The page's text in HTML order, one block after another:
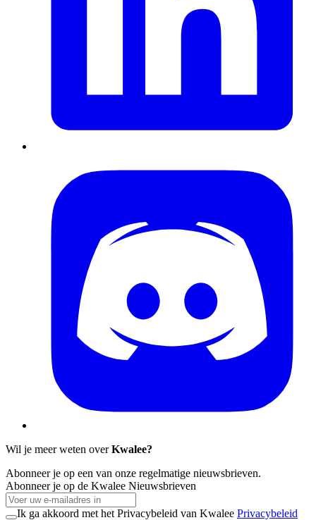
Wil je meer weten overKwalee?
Abonneer je op een van onze regelmatige nieuwsbrieven.
Abonneer je op de Kwalee Nieuwsbrieven
Ik ga akkoord met het Privacybeleid van Kwalee Privacybeleid